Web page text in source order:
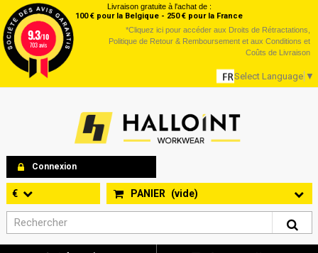
Livraison gratuite à l'achat de :
100 € pour la Belgique - 250 € pour la France
*Cliquez ici pour accéder aux Droits de Rétractations,
Politique de Retour & Remboursement et aux Conditions et
Coûts de Livraison
Select Language ▼
Connexion
PANIER (vide)
€
9.3/10
703 avis